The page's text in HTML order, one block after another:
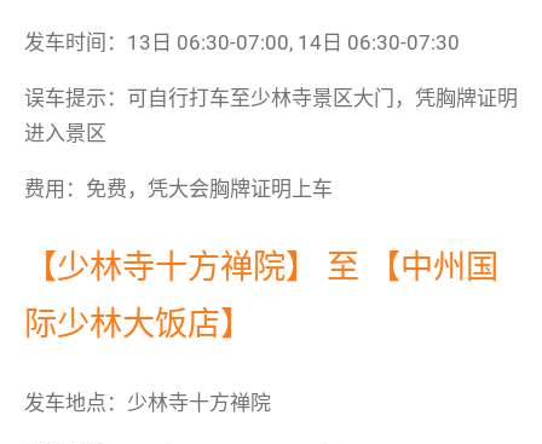
发车时间：13日 06:30-07:00, 14日 06:30-07:30
误车提示：可自行打车至少林寺景区大门，凭胸牌证明
进入景区
费用：免费，凭大会胸牌证明上车
【少林寺十方禅院】 至 【中州国
际少林大饭店】
发车地点：少林寺十方禅院